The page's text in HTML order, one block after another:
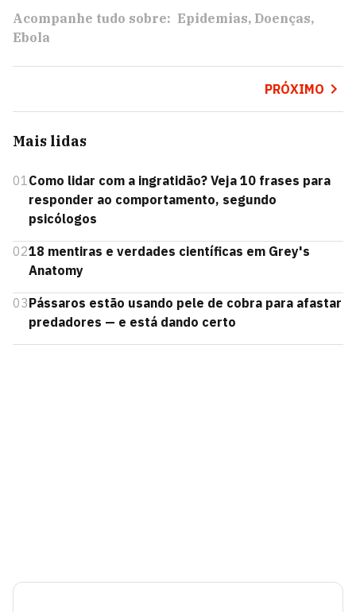
Acompanhe tudo sobre: Epidemias Doenças
Ebola
PRÓXIMO
Mais lidas
01Como lidar com a ingratidão? Veja 10 frases para
responder ao comportamento, segundo
psicólogos
0218 mentiras e verdades científicas em Grey's
Anatomy
03Pássaros estão usando pele de cobra para afastar
predadores — e está dando certo